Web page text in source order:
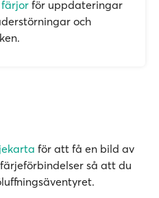
för uppdateringar
och
för att få en bild av
så att du